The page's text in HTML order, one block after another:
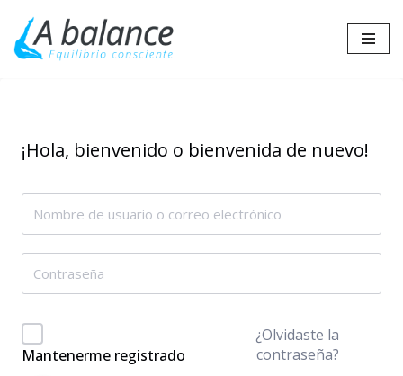
Saltar
¡Hola, bienvenido o bienvenida de nuevo!
Mantenerme registrado
¿Olvidaste la
contraseña?